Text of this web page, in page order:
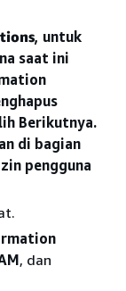
, untuk
saat ini
Berikutnya.
di bagian
pengguna
, dan